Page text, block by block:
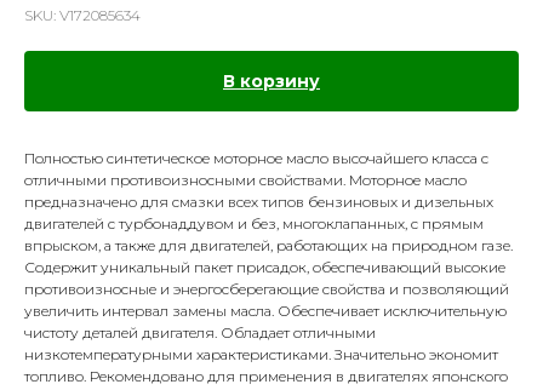
SKU: V172085634
В корзину
Полностью синтетическое моторное масло высочайшего класса с
отличными противоизносными свойствами. Моторное масло
предназначено для смазки всех типов бензиновых и дизельных
двигателей с турбонаддувом и без, многоклапанных, с прямым
впрыском, а также для двигателей, работающих на природном газе.
Содержит уникальный пакет присадок, обеспечивающий высокие
противоизносные и энергосберегающие свойства и позволяющий
увеличить интервал замены масла. Обеспечивает исключительную
чистоту деталей двигателя. Обладает отличными
низкотемпературными характеристиками. Значительно экономит
топливо. Рекомендовано для применения в двигателях японского